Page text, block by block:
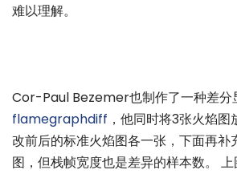
难以理解。
Cor-Paul Bezemer也制作了一种差分
flamegraphdiff ，他同时将3张火焰
改前后的标准火焰图各一张，下面再补
图，但栈帧宽度也是差异的样本数。